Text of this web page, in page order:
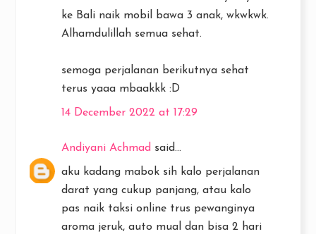
ke Bali naik mobil bawa 3 anak, wkwkwk.
Alhamdulillah semua sehat.
semoga perjalanan berikutnya sehat
terus yaaa mbaakkk :D
14 December 2022 at 17:29
Andiyani Achmad said...
aku kadang mabok sih kalo perjalanan
darat yang cukup panjang, atau kalo
pas naik taksi online trus pewanginya
aroma jeruk, auto mual dan bisa 2 hari